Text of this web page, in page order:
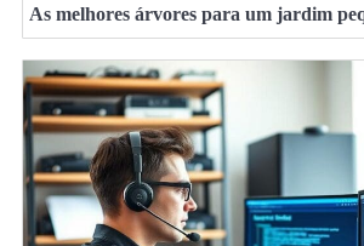
As melhores árvores para um jardim